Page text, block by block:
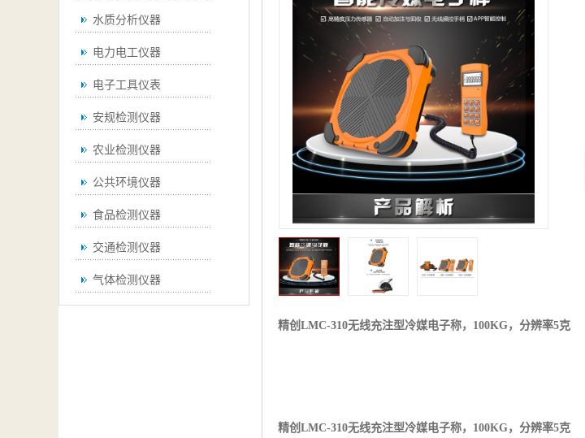
水质分析仪器
电力电工仪器
电子工具仪表
安规检测仪器
农业检测仪器
公共环境仪器
食品检测仪器
交通检测仪器
气体检测仪器
精创LMC-310无线充注型冷媒电子称，100KG，分辨率5克
精创LMC-310无线充注型冷媒电子称，100KG，分辨率5克